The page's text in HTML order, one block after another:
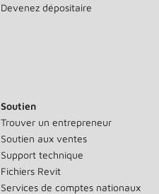
Devenez dépositaire
Soutien
Trouver un entrepreneur
Soutien aux ventes
Support technique
Fichiers Revit
Services de comptes nationaux